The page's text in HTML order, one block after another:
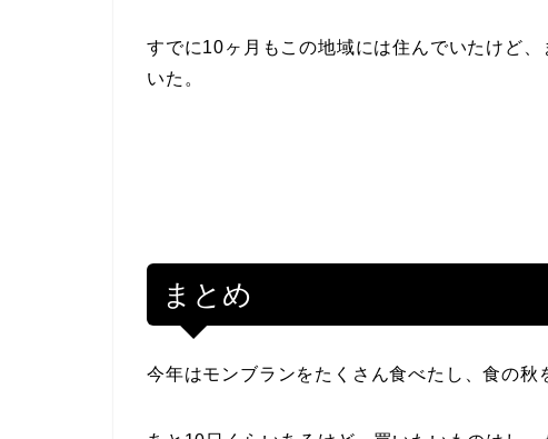
すでに10ヶ月もこの地域には住んでいたけど
いた。
まとめ
今年はモンブランをたくさん食べたし、食の秋